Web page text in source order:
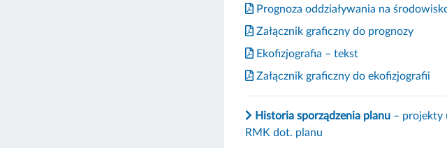
Prognoza oddziaływania na
Załącznik graficzny do prognozy
Ekofizjografia – tekst
Załącznik graficzny do ekofizjografii
Historia sporządzenia planu – projekty
RMK dot. planu